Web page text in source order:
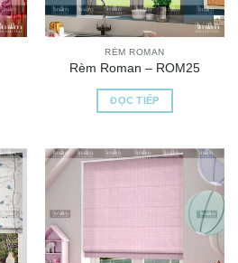
RÈM ROMAN
Rèm Roman – ROM25
ĐỌC TIẾP